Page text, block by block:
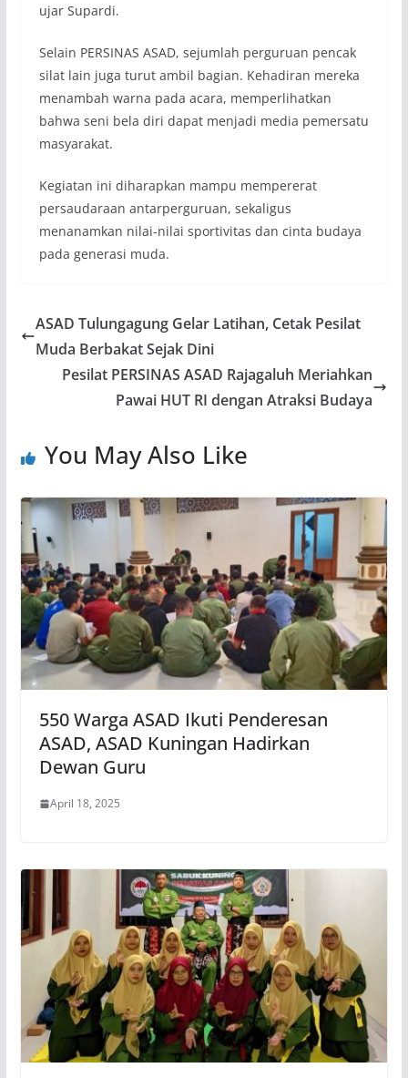
ujar Supardi.
Selain PERSINAS ASAD, sejumlah perguruan pencak
silat lain juga turut ambil bagian. Kehadiran mereka
menambah warna pada acara, memperlihatkan
bahwa seni bela diri dapat menjadi media pemersatu
masyarakat.
Kegiatan ini diharapkan mampu mempererat
persaudaraan antarperguruan, sekaligus
menanamkan nilai-nilai sportivitas dan cinta budaya
pada generasi muda.
ASAD Tulungagung Gelar Latihan, Cetak Pesilat
Muda Berbakat Sejak Dini
Pesilat PERSINAS ASAD Rajagaluh Meriahkan
Pawai HUT RI dengan Atraksi Budaya
You May Also Like
550 Warga ASAD Ikuti Penderesan
ASAD, ASAD Kuningan Hadirkan
Dewan Guru
April 18, 2025